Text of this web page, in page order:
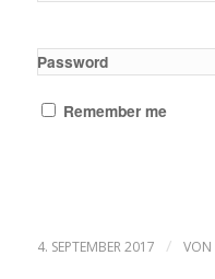
Password
Remember me
4. SEPTEMBER 2017 / VON